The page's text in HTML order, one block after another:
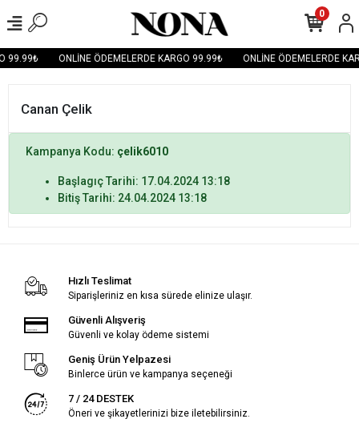
99.99₺ ONLİNE ÖDEMELERDE KARGO 99.99₺ ONLİNE ÖDEMELERDE
0
Canan Çelik
Kampanya Kodu: çelik6010
Başlagıç Tarihi: 17.04.2024 13:18
Bitiş Tarihi: 24.04.2024 13:18
Hızlı Teslimat
Siparişleriniz en kısa sürede elinize ulaşır.
Güvenli Alışveriş
Güvenli ve kolay ödeme sistemi
Geniş Ürün Yelpazesi
Binlerce ürün ve kampanya seçeneği
7 / 24 DESTEK
Öneri ve şikayetlerinizi bize iletebilirsiniz.